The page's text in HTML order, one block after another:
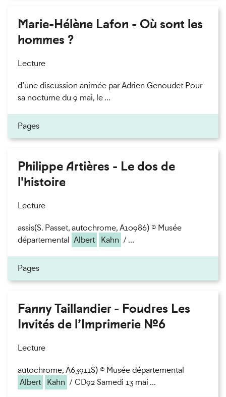
Marie-Hélène Lafon - Où sont les
hommes ?
Lecture
d’une discussion animée par Adrien Genoudet Pour
sa nocturne du 9 mai, le ...
Pages
Philippe Artières - Le dos de
l'histoire
Lecture
assis(S. Passet, autochrome, A10986) © Musée
départemental Albert Kahn / ...
Pages
Fanny Taillandier - Foudres Les
Invités de l’Imprimerie n°6
Lecture
autochrome, A63911S) © Musée départemental
Albert
Kahn / CD92 Samedi 13 mai ...